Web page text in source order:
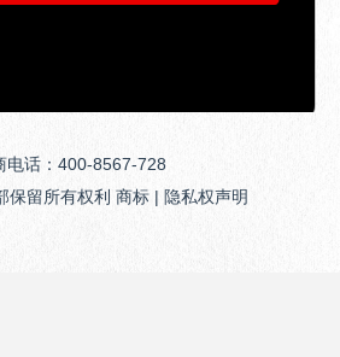
电话：400-8567-728
保留所有权利 商标 | 隐私权声明